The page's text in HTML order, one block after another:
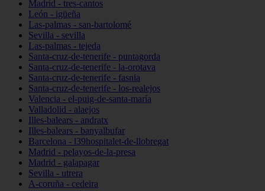
Madrid - tres-cantos
León - igüeña
Las-palmas - san-bartolomé
Sevilla - sevilla
Las-palmas - tejeda
Santa-cruz-de-tenerife - puntagorda
Santa-cruz-de-tenerife - la-orotava
Santa-cruz-de-tenerife - fasnia
Santa-cruz-de-tenerife - los-realejos
Valencia - el-puig-de-santa-maría
Valladolid - alaejos
Illes-balears - andratx
Illes-balears - banyalbufar
Barcelona - l39hospitalet-de-llobregat
Madrid - pelayos-de-la-presa
Madrid - galapagar
Sevilla - utrera
A-coruña - cedeira